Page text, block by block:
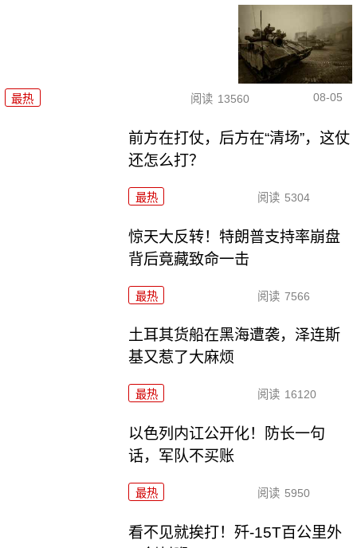
最热 阅读 13560 08-05
前方在打仗，后方在“清场”，这仗
还怎么打？
最热 阅读 5304
惊天大反转！特朗普支持率崩盘
背后竟藏致命一击
最热 阅读 7566
土耳其货船在黑海遭袭，泽连斯
基又惹了大麻烦
最热 阅读 16120
以色列内讧公开化！防长一句
话，军队不买账
最热 阅读 5950
看不见就挨打！歼-15T百公里外